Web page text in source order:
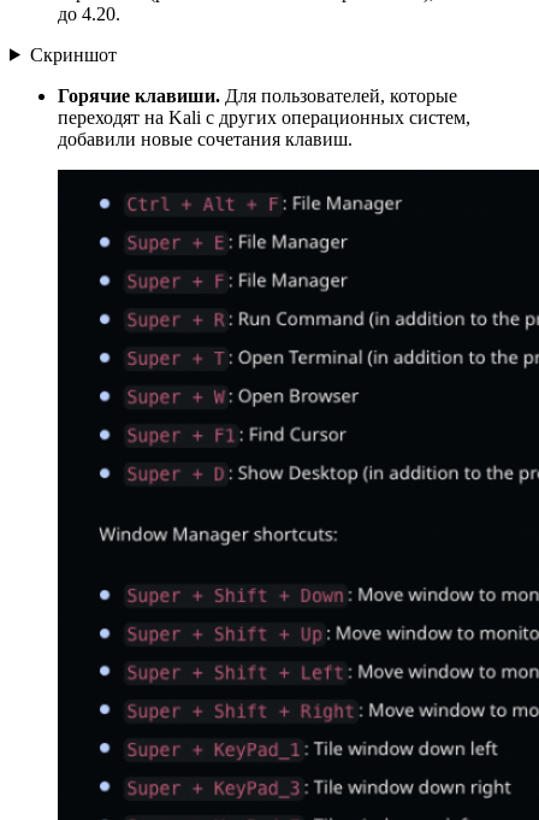
до 4.20.
Скриншот
Горячие клавиши. Для пользователей, которые
переходят на Kali с других операционных систем,
добавили новые сочетания клавиш.